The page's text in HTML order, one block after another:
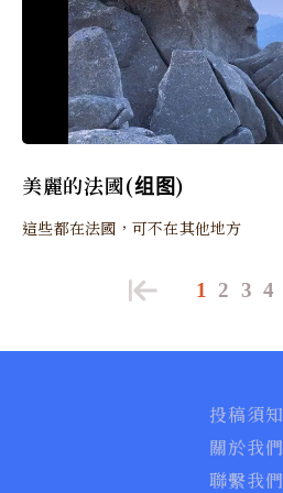
美麗的法國(组图)
這些都在法國，可不在其他地方
1 2 3 4
投稿須知
關於我們
聯繫我們